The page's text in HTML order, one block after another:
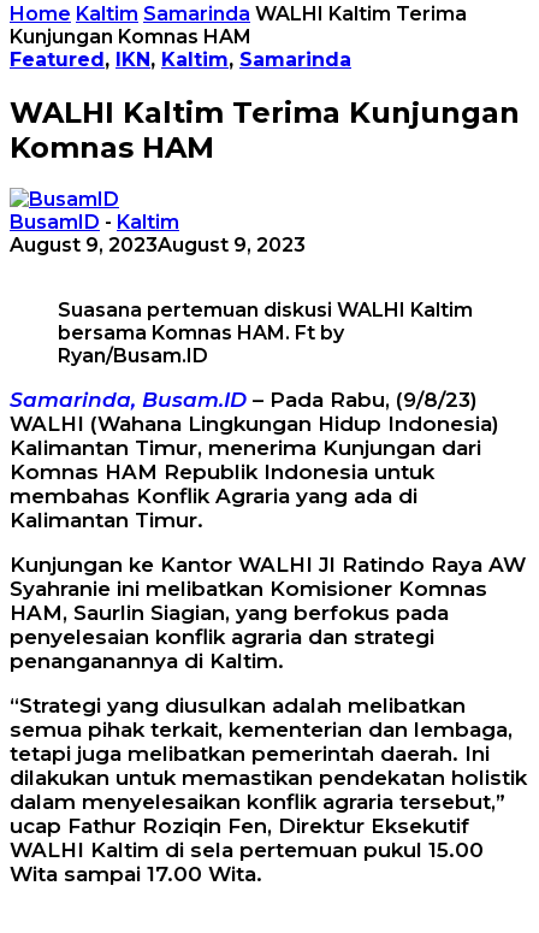
Home Kaltim Samarinda WALHI Kaltim Terima
Kunjungan Komnas HAM
Featured, IKN, Kaltim, Samarinda
WALHI Kaltim Terima Kunjungan
Komnas HAM
BusamID - Kaltim
August 9, 2023August 9, 2023
Suasana pertemuan diskusi WALHI Kaltim
bersama Komnas HAM. Ft by
Ryan/Busam.ID
Samarinda, Busam.ID – Pada Rabu, (9/8/23)
WALHI (Wahana Lingkungan Hidup Indonesia)
Kalimantan Timur, menerima Kunjungan dari
Komnas HAM Republik Indonesia untuk
membahas Konflik Agraria yang ada di
Kalimantan Timur.
Kunjungan ke Kantor WALHI Jl Ratindo Raya AW
Syahranie ini melibatkan Komisioner Komnas
HAM, Saurlin Siagian, yang berfokus pada
penyelesaian konflik agraria dan strategi
penanganannya di Kaltim.
“Strategi yang diusulkan adalah melibatkan
semua pihak terkait, kementerian dan lembaga,
tetapi juga melibatkan pemerintah daerah. Ini
dilakukan untuk memastikan pendekatan holistik
dalam menyelesaikan konflik agraria tersebut,”
ucap Fathur Roziqin Fen, Direktur Eksekutif
WALHI Kaltim di sela pertemuan pukul 15.00
Wita sampai 17.00 Wita.